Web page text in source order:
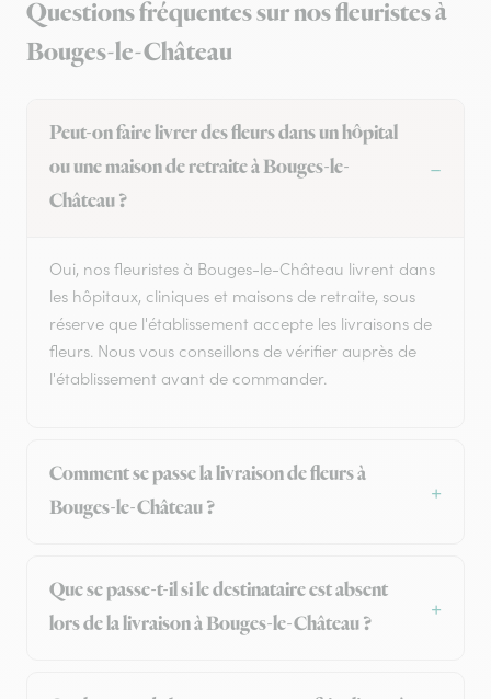
Questions fréquentes sur nos fleuristes à
Bouges-le-Château
Peut-on faire livrer des fleurs dans un hôpital
ou une maison de retraite à Bouges-le-
Château ?
Oui, nos fleuristes à Bouges-le-Château livrent dans
les hôpitaux, cliniques et maisons de retraite, sous
réserve que l'établissement accepte les livraisons de
fleurs. Nous vous conseillons de vérifier auprès de
l'établissement avant de commander.
Comment se passe la livraison de fleurs à
Bouges-le-Château ?
Que se passe-t-il si le destinataire est absent
lors de la livraison à Bouges-le-Château ?